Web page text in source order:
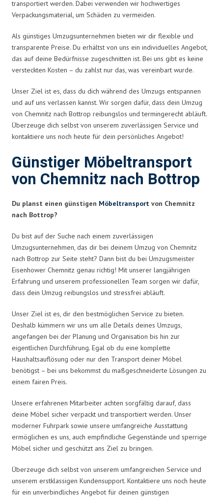
transportiert werden. Dabei verwenden wir hochwertiges
Verpackungsmaterial, um Schäden zu vermeiden.
Als günstiges Umzugsunternehmen bieten wir dir flexible und
transparente Preise. Du erhältst von uns ein individuelles Angebot,
das auf deine Bedürfnisse zugeschnitten ist. Bei uns gibt es keine
versteckten Kosten – du zahlst nur das, was vereinbart wurde.
Unser Ziel ist es, dass du dich während des Umzugs entspannen
und auf uns verlassen kannst. Wir sorgen dafür, dass dein Umzug
von Chemnitz nach Bottrop reibungslos und termingerecht abläuft.
Überzeuge dich selbst von unserem zuverlässigen Service und
kontaktiere uns noch heute für dein persönliches Angebot!
Günstiger Möbeltransport
von Chemnitz nach Bottrop
Du planst einen günstigen Möbeltransport von Chemnitz
nach Bottrop?
Du bist auf der Suche nach einem zuverlässigen
Umzugsunternehmen, das dir bei deinem Umzug von Chemnitz
nach Bottrop zur Seite steht? Dann bist du bei Umzugsmeister
Eisenhower Chemnitz genau richtig! Mit unserer langjährigen
Erfahrung und unserem professionellen Team sorgen wir dafür,
dass dein Umzug reibungslos und stressfrei abläuft.
Unser Ziel ist es, dir den bestmöglichen Service zu bieten.
Deshalb kümmern wir uns um alle Details deines Umzugs,
angefangen bei der Planung und Organisation bis hin zur
eigentlichen Durchführung. Egal ob du eine komplette
Haushaltsauflösung oder nur den Transport deiner Möbel
benötigst – bei uns bekommst du maßgeschneiderte Lösungen zu
einem fairen Preis.
Unsere erfahrenen Mitarbeiter achten sorgfältig darauf, dass
deine Möbel sicher verpackt und transportiert werden. Unser
moderner Fuhrpark sowie unsere umfangreiche Ausstattung
ermöglichen es uns, auch empfindliche Gegenstände und sperrige
Möbel sicher und geschützt ans Ziel zu bringen.
Überzeuge dich selbst von unserem umfangreichen Service und
unserem erstklassigen Kundensupport. Kontaktiere uns noch heute
für ein unverbindliches Angebot für deinen günstigen